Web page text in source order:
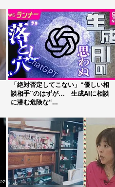
「絶対否定してこない」“優しい相
談相手”のはずが… 生成AIに相談
に潜む危険な“...